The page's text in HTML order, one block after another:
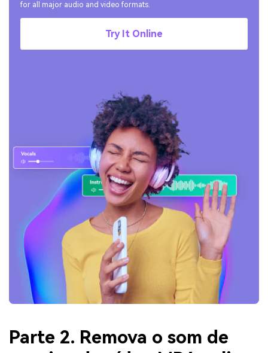
for all major audio and video formats.
Try It Online
Parte 2. Remova o som de